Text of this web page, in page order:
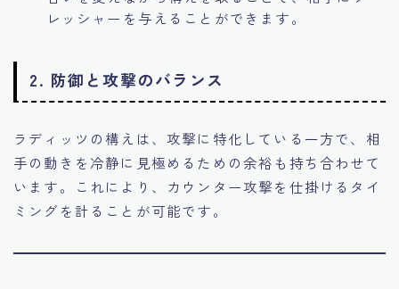
レッシャーを与えることができます。
2. 防御と攻撃のバランス
ラディッツの構えは、攻撃に特化している一方で、相
手の動きを冷静に見極めるための余裕も持ち合わせて
います。これにより、カウンター攻撃を仕掛けるタイ
ミングを計ることが可能です。